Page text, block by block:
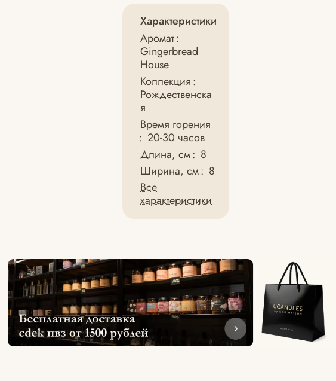
Характеристики
Аромат:
Gingerbread
House
Коллекция:
Рождественска
я
Время горения
: 20-30 часов
Длина, см: 8
Ширина, см: 8
Все
характеристики